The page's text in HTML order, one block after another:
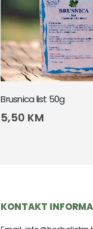
Brusnica list 50g
5,50 KM
KONTAKT